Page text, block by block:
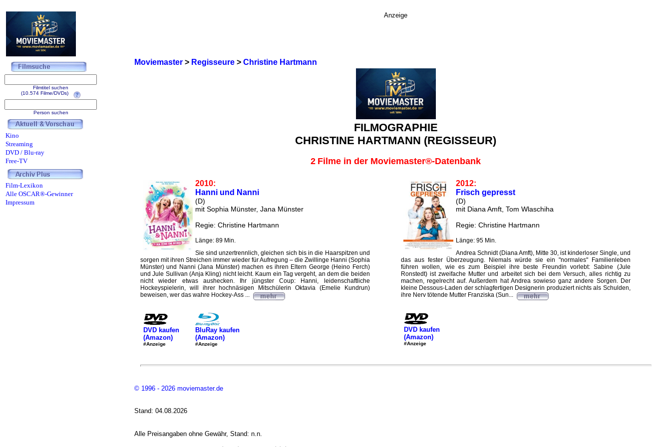
Moviemaster> Regisseure> Christine Hartmann
FILMOGRAPHIE
CHRISTINE HARTMANN (REGISSEUR)
2 Filme in der Moviemaster®-Datenbank
2010:
Hanni und Nanni
(D)
mit Sophia Münster, Jana Münster
Regie: Christine Hartmann
Länge: 89 Min.
Sie sind unzertrennlich, gleichen sich bis in die Haarspitzen und
sorgen mit ihren Streichen immer wieder für Aufregung – die Zwillinge Hanni (Sophia
Münster) und Nanni (Jana Münster) machen es ihren Eltern George (Heino Ferch)
und Jule Sullivan (Anja Kling) nicht leicht. Kaum ein Tag vergeht, an dem die beiden
nicht wieder etwas aushecken. Ihr jüngster Coup: Hanni, leidenschaftliche
Hockeyspielerin, will ihrer hochnäsigen Mitschülerin Oktavia (Emelie Kundrun)
beweisen, wer das wahre Hockey-Ass ...
DVD kaufen
(Amazon)
#Anzeige
BluRay kaufen
(Amazon)
#Anzeige
2012:
Frisch gepresst
(D)
mit Diana Amft, Tom Wlaschiha
Regie: Christine Hartmann
Länge: 95 Min.
Andrea Schnidt (Diana Amft), Mitte 30, ist kinderloser Single, und
das aus fester Überzeugung. Niemals würde sie ein "normales" Familienleben
führen wollen, wie es zum Beispiel ihre beste Freundin vorlebt: Sabine (Jule
Ronstedt) ist zweifache Mutter und arbeitet sich bei dem Versuch, alles richtig zu
machen, regelrecht auf. Außerdem hat Andrea sowieso ganz andere Sorgen. Der
kleine Dessous-Laden der schlagfertigen Designerin produziert nichts als Schulden,
ihre Nerv tötende Mutter Franziska (Sun...
DVD kaufen
(Amazon)
#Anzeige
© 1996 - 2026 moviemaster.de
Stand: 04.08.2026
Alle Preisangaben ohne Gewähr, Stand: n.n.
Anzeige
Filmtitel suchen
(10.574 Filme/DVDs)
Person suchen
Kino
Streaming
DVD / Blu-ray
Free-TV
Film-Lexikon
Alle OSCAR®-Gewinner
Impressum